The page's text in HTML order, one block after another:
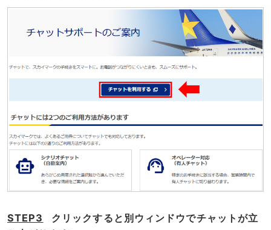
STEP3
クリックすると別ウィンドウでチャットが立